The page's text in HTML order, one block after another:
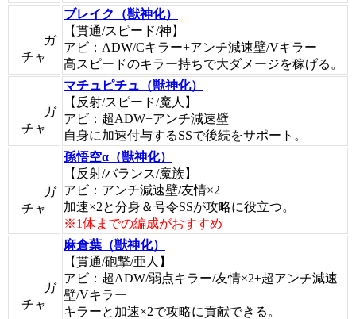
ガ
チャ
ブレイク（獣神化）
【貫通/スピード/神】
アビ：ADW/Cキラー+アンチ減速壁/Vキラー
高スピードのキラー持ちで大ダメージを稼げる。
ガ
チャ
マチュピチュ（獣神化）
【反射/スピード/魔人】
アビ：超ADW+アンチ減速壁
自身に加速付与するSSで後続をサポート。
ガ
チャ
孫悟空α（獣神化）
【反射/バランス/魔族】
アビ：アンチ減速壁/友情×2
加速×2と分身＆号令SSが攻略に役立つ。
※1体までの編成がおすすめ
ガ
チャ
麻倉葉（獣神化）
【貫通/砲撃/亜人】
アビ：超ADW/弱点キラー/友情×2+超アンチ減速
壁/Vキラー
キラーと加速×2で攻略に貢献できる。